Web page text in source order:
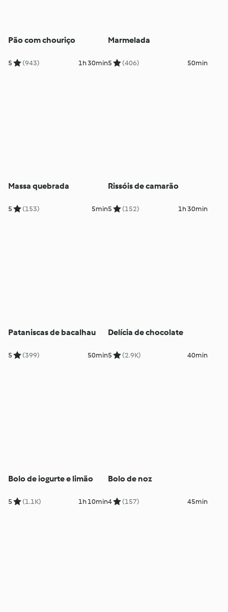
Pão com chouriço
5 (943) 1h 30min
Marmelada
5 (406) 50min
Massa quebrada
5 (153) 5min
Rissóis de camarão
5 (152) 1h 30min
Pataniscas de bacalhau
5 (399) 50min
Delícia de chocolate
5 (2.9K) 40min
Bolo de iogurte e limão
5 (1.1K) 1h 10min
Bolo de noz
4 (157) 45min